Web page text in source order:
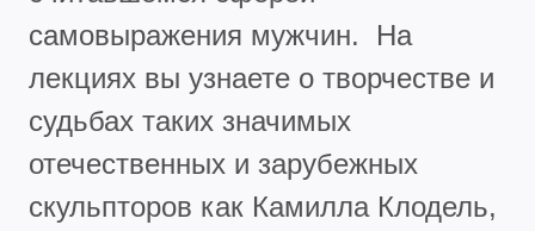
самовыражения мужчин. На
лекциях вы узнаете о творчестве и
судьбах таких значимых
отечественных и зарубежных
скульпторов как Камилла Клодель,